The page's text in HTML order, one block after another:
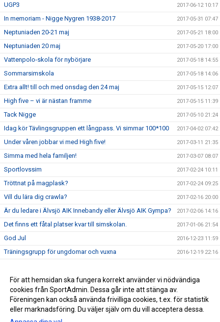
UGP3 2017-06-12 10:17
In memoriam - Nigge Nygren 1938-2017 2017-05-31 07:47
Neptuniaden 20-21 maj 2017-05-21 18:00
Neptuniaden 20 maj 2017-05-20 17:00
Vattenpolo-skola för nybörjare 2017-05-18 14:55
Sommarsimskola 2017-05-18 14:06
Extra allt! till och med onsdag den 24 maj 2017-05-15 12:07
High five – vi är nästan framme 2017-05-15 11:39
Tack Nigge 2017-05-10 21:24
Idag kör Tävlingsgruppen ett långpass. Vi simmar 100*100 2017-04-02 07:42
Under våren jobbar vi med High five! 2017-03-11 21:35
Simma med hela familjen! 2017-03-07 08:07
Sportlovssim 2017-02-24 10:11
Tröttnat på magplask? 2017-02-24 09:25
Vill du lära dig crawla? 2017-02-16 20:00
Är du ledare i Älvsjö AIK Innebandy eller Älvsjö AIK Gympa? 2017-02-06 14:16
Det finns ett fåtal platser kvar till simskolan. 2017-01-06 21:54
God Jul 2016-12-23 11:59
Träningsgrupp för ungdomar och vuxna 2016-12-19 22:16
Extra allt tar jullov 2016-12-14 09:39
Ny hemsida 2016-11-25 18:20
För att hemsidan ska fungera korrekt använder vi nödvändiga
cookies från SportAdmin. Dessa går inte att stänga av.
Föreningen kan också använda frivilliga cookies, t.ex. för statistik
eller marknadsföring. Du väljer själv om du vill acceptera dessa.